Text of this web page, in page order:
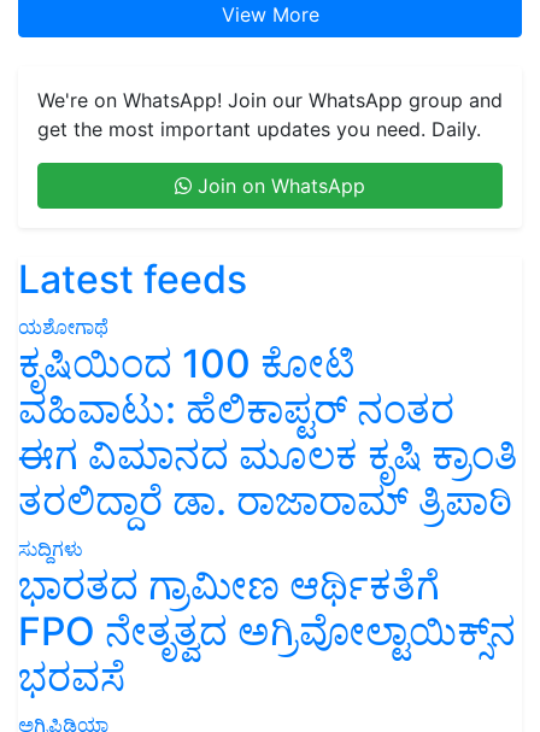
View More
We're on WhatsApp! Join our WhatsApp group and
get the most important updates you need. Daily.
Join on WhatsApp
Latest feeds
ಯಶೋಗಾಥೆ
ಕೃಷಿಯಿಂದ 100 ಕೋಟಿ
ವಹಿವಾಟು: ಹೆಲಿಕಾಪ್ಟರ್ ನಂತರ
ಈಗ ವಿಮಾನದ ಮೂಲಕ ಕೃಷಿ ಕ್ರಾಂತಿ
ತರಲಿದ್ದಾರೆ ಡಾ. ರಾಜಾರಾಮ್ ತ್ರಿಪಾಠಿ
ಸುದ್ದಿಗಳು
ಭಾರತದ ಗ್ರಾಮೀಣ ಆರ್ಥಿಕತೆಗೆ
FPO ನೇತೃತ್ವದ ಅಗ್ರಿವೋಲ್ಟಾಯಿಕ್ಸ್‌ನ
ಭರವಸೆ
ಅಗ್ರಿಪಿಡಿಯಾ